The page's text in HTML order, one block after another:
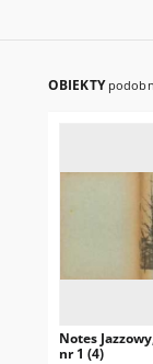
OBIEKTY
Notes
nr 1 (4)